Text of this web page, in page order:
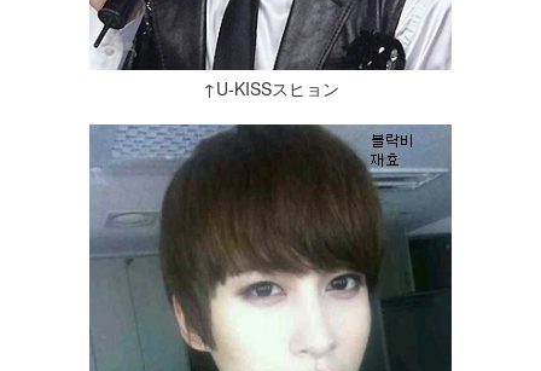
↑U-KISSスヒョン